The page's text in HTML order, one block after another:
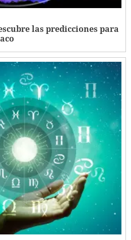
las predicciones para